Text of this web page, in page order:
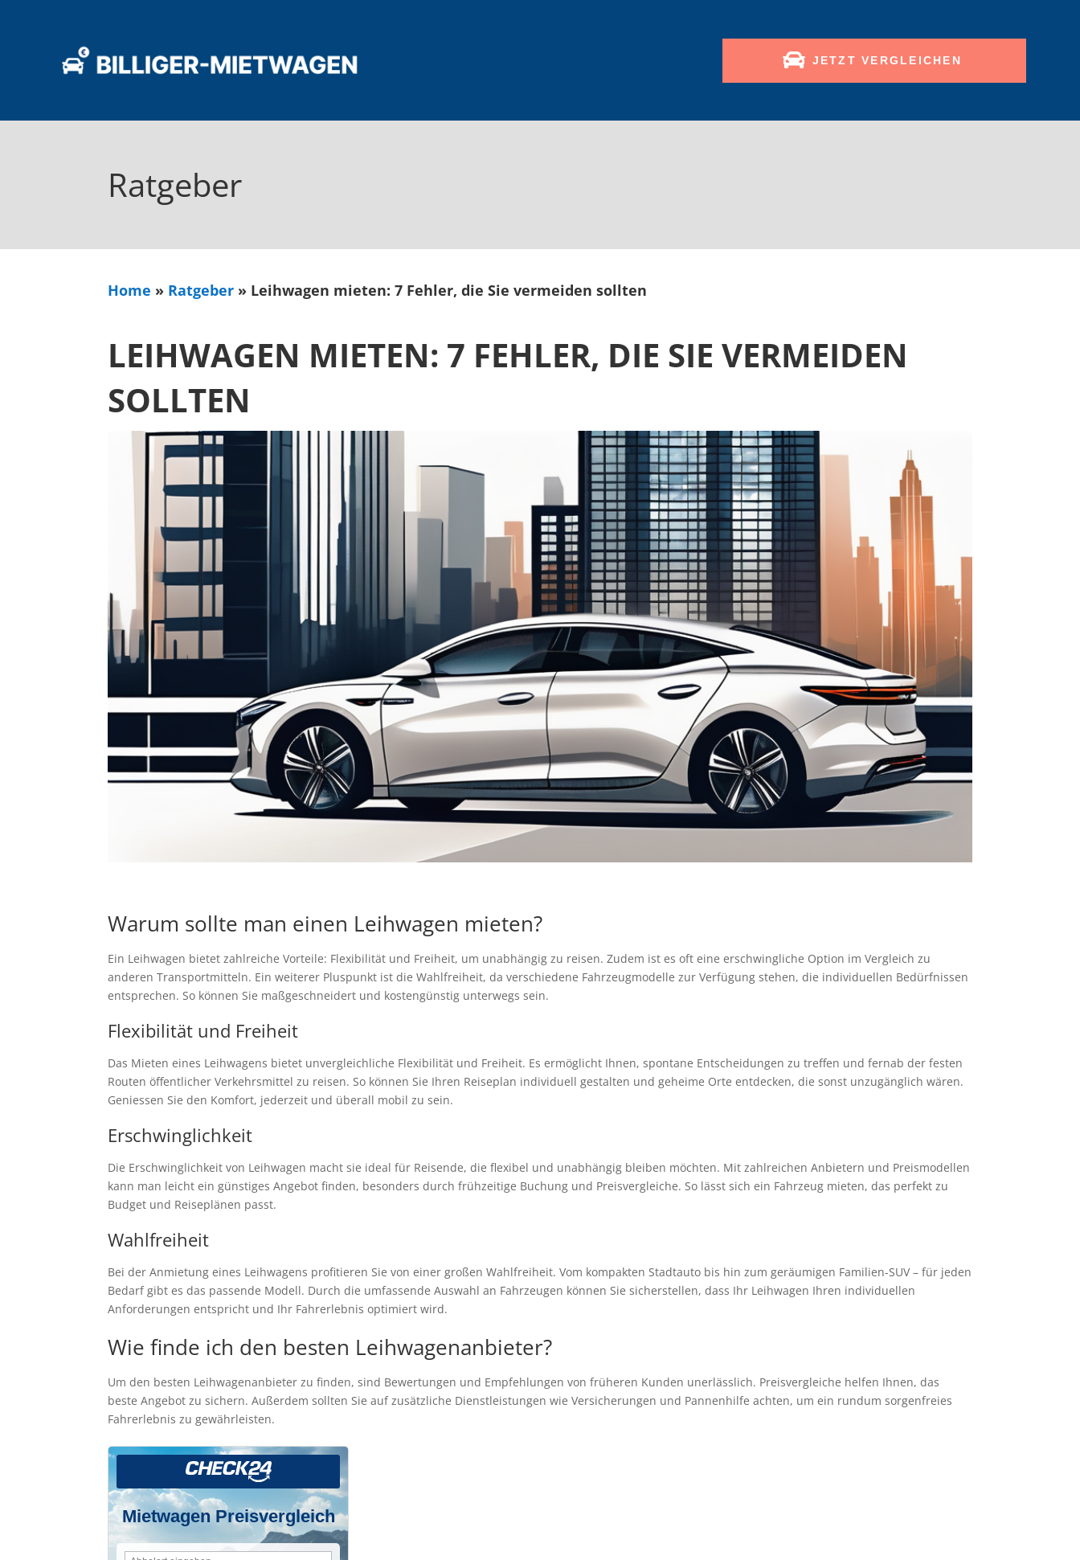
JETZT VERGLEICHEN
Ratgeber
Home » Ratgeber » Leihwagen mieten: 7 Fehler, die Sie vermeiden sollten
LEIHWAGEN MIETEN: 7 FEHLER, DIE SIE VERMEIDEN
SOLLTEN
Warum sollte man einen Leihwagen mieten?
Ein Leihwagen bietet zahlreiche Vorteile: Flexibilität und Freiheit, um unabhängig zu reisen. Zudem ist es oft eine erschwingliche Option im Vergleich zu
anderen Transportmitteln. Ein weiterer Pluspunkt ist die Wahlfreiheit, da verschiedene Fahrzeugmodelle zur Verfügung stehen, die individuellen Bedürfnissen
entsprechen. So können Sie maßgeschneidert und kostengünstig unterwegs sein.
Flexibilität und Freiheit
Das Mieten eines Leihwagens bietet unvergleichliche Flexibilität und Freiheit. Es ermöglicht Ihnen, spontane Entscheidungen zu treffen und fernab der festen
Routen öffentlicher Verkehrsmittel zu reisen. So können Sie Ihren Reiseplan individuell gestalten und geheime Orte entdecken, die sonst unzugänglich wären.
Geniessen Sie den Komfort, jederzeit und überall mobil zu sein.
Erschwinglichkeit
Die Erschwinglichkeit von Leihwagen macht sie ideal für Reisende, die flexibel und unabhängig bleiben möchten. Mit zahlreichen Anbietern und Preismodellen
kann man leicht ein günstiges Angebot finden, besonders durch frühzeitige Buchung und Preisvergleiche. So lässt sich ein Fahrzeug mieten, das perfekt zu
Budget und Reiseplänen passt.
Wahlfreiheit
Bei der Anmietung eines Leihwagens profitieren Sie von einer großen Wahlfreiheit. Vom kompakten Stadtauto bis hin zum geräumigen Familien-SUV – für jeden
Bedarf gibt es das passende Modell. Durch die umfassende Auswahl an Fahrzeugen können Sie sicherstellen, dass Ihr Leihwagen Ihren individuellen
Anforderungen entspricht und Ihr Fahrerlebnis optimiert wird.
Wie finde ich den besten Leihwagenanbieter?
Um den besten Leihwagenanbieter zu finden, sind Bewertungen und Empfehlungen von früheren Kunden unerlässlich. Preisvergleiche helfen Ihnen, das
beste Angebot zu sichern. Außerdem sollten Sie auf zusätzliche Dienstleistungen wie Versicherungen und Pannenhilfe achten, um ein rundum sorgenfreies
Fahrerlebnis zu gewährleisten.
Mietwagen Preisvergleich